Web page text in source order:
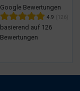
Google Bewertungen
4.9 (126)
basierend auf 126
Bewertungen